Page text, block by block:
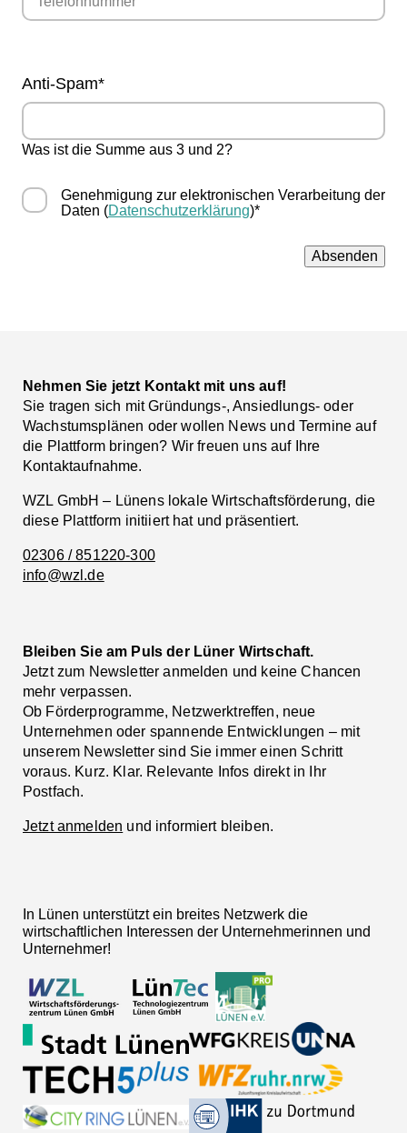
Pflichtfeld
Anti-Spam*
Was ist die Summe aus 3 und 2?
Genehmigung zur elektronischen Verarbeitung der
Daten (Datenschutzerklärung)*
Absenden
Nehmen Sie jetzt Kontakt mit uns auf!
Sie tragen sich mit Gründungs-, Ansiedlungs- oder
Wachstumsplänen oder wollen News und Termine auf
die Plattform bringen? Wir freuen uns auf Ihre
Kontaktaufnahme.
WZL GmbH – Lünens lokale Wirtschaftsförderung, die
diese Plattform initiiert hat und präsentiert.
02306 / 851220-300
info@wzl.de
Bleiben Sie am Puls der Lüner Wirtschaft.
Jetzt zum Newsletter anmelden und keine Chancen
mehr verpassen.
Ob Förderprogramme, Netzwerktreffen, neue
Unternehmen oder spannende Entwicklungen – mit
unserem Newsletter sind Sie immer einen Schritt
voraus. Kurz. Klar. Relevante Infos direkt in Ihr
Postfach.
Jetzt anmelden und informiert bleiben.
In Lünen unterstützt ein breites Netzwerk die
wirtschaftlichen Interessen der Unternehmerinnen und
Unternehmer!